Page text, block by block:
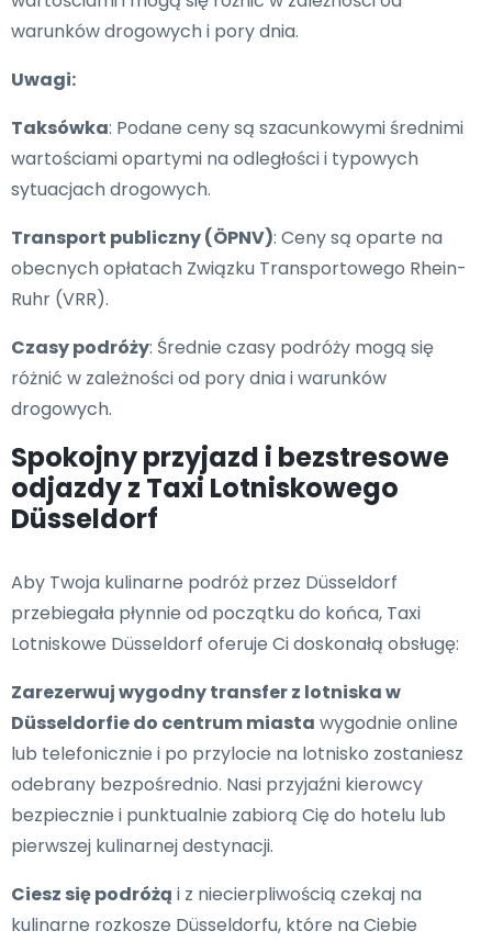
warunków drogowych i pory dnia.
Uwagi:
Taksówka: Podane ceny są szacunkowymi średnimi
wartościami opartymi na odległości i typowych
sytuacjach drogowych.
Transport publiczny (ÖPNV): Ceny są oparte na
obecnych opłatach Związku Transportowego Rhein-
Ruhr (VRR).
Czasy podróży: Średnie czasy podróży mogą się
różnić w zależności od pory dnia i warunków
drogowych.
Spokojny przyjazd i bezstresowe
odjazdy z Taxi Lotniskowego
Düsseldorf
Aby Twoja kulinarne podróż przez Düsseldorf
przebiegała płynnie od początku do końca, Taxi
Lotniskowe Düsseldorf oferuje Ci doskonałą obsługę:
Zarezerwuj wygodny transfer z lotniska w
Düsseldorfie do centrum miasta wygodnie online
lub telefonicznie i po przylocie na lotnisko zostaniesz
odebrany bezpośrednio. Nasi przyjaźni kierowcy
bezpiecznie i punktualnie zabiorą Cię do hotelu lub
pierwszej kulinarnej destynacji.
Ciesz się podróżą i z niecierpliwością czekaj na
kulinarne rozkosze Düsseldorfu, które na Ciebie